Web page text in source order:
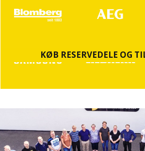
KØB RESERVEDELE OG